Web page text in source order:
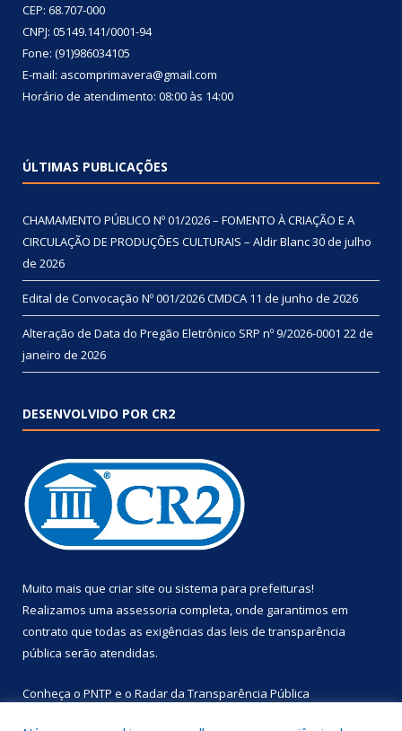
CEP: 68.707-000
CNPJ: 05149.141/0001-94
Fone: (91)986034105
E-mail: ascomprimavera@gmail.com
Horário de atendimento: 08:00 às 14:00
ÚLTIMAS PUBLICAÇÕES
CHAMAMENTO PÚBLICO Nº 01/2026 – FOMENTO À CRIAÇÃO E A
CIRCULAÇÃO DE PRODUÇÕES CULTURAIS – Aldir Blanc30 de julho
de 2026
Edital de Convocação Nº 001/2026 CMDCA 11 de junho de 2026
Alteração de Data do Pregão Eletrônico SRP nº 9/2026-0001 22 de
janeiro de 2026
DESENVOLVIDO POR CR2
Muito mais que criar site ou sistema para prefeituras!
Realizamos uma assessoria completa, onde garantimos em
contrato que todas as exigências das leis de transparência
pública serão atendidas.
Conheça o PNTP e o Radar da Transparência Pública